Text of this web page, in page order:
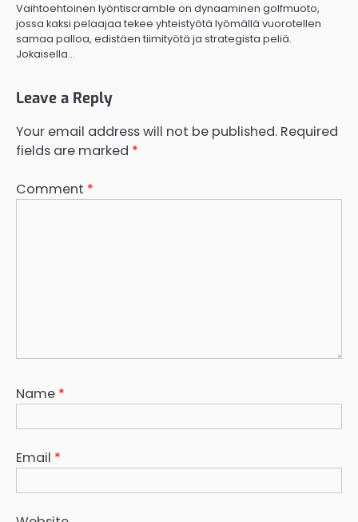
Vaihtoehtoinen lyöntiscramble on dynaaminen golfmuoto,
jossa kaksi pelaajaa tekee yhteistyötä lyömällä vuorotellen
samaa palloa, edistäen tiimityötä ja strategista peliä.
Jokaisella…
Leave a Reply
Your email address will not be published. Required
fields are marked *
Comment *
Name *
Email *